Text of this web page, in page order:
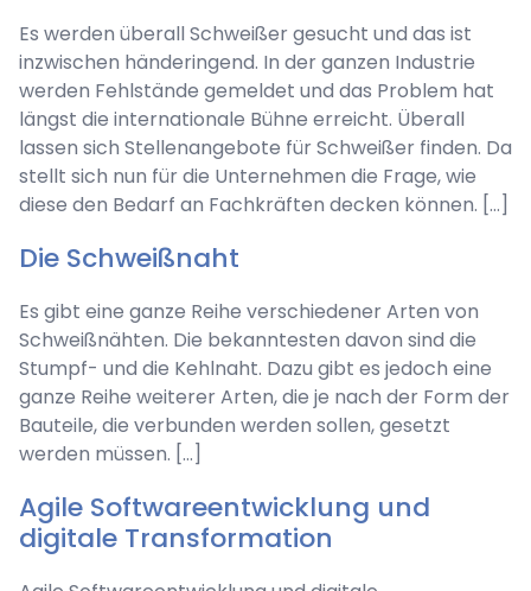
Es werden überall Schweißer gesucht und das ist
inzwischen händeringend. In der ganzen Industrie
werden Fehlstände gemeldet und das Problem hat
längst die internationale Bühne erreicht. Überall
lassen sich Stellenangebote für Schweißer finden. Da
stellt sich nun für die Unternehmen die Frage, wie
diese den Bedarf an Fachkräften decken können. […]
Die Schweißnaht
Es gibt eine ganze Reihe verschiedener Arten von
Schweißnähten. Die bekanntesten davon sind die
Stumpf- und die Kehlnaht. Dazu gibt es jedoch eine
ganze Reihe weiterer Arten, die je nach der Form der
Bauteile, die verbunden werden sollen, gesetzt
werden müssen. […]
Agile Softwareentwicklung und
digitale Transformation